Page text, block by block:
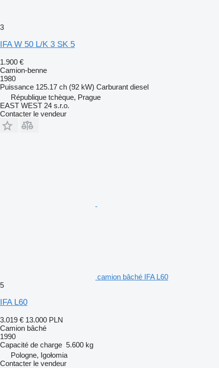
3
IFA W 50 L/K 3 SK 5
1.900 €
Camion-benne
1980
Puissance 125.17 ch (92 kW) Carburant diesel
République tchèque, Prague
EAST WEST 24 s.r.o.
Contacter le vendeur
camion bâché IFA L60
5
IFA L60
3.019 € 13.000 PLN
Camion bâché
1990
Capacité de charge 5.600 kg
Pologne, Igołomia
Contacter le vendeur